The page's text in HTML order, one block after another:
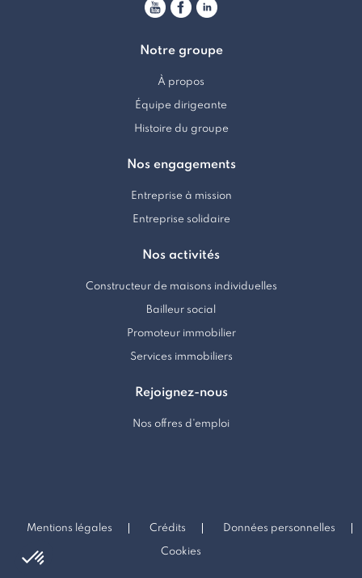
Notre groupe
À propos
Équipe dirigeante
Histoire du groupe
Nos engagements
Entreprise à mission
Entreprise solidaire
Nos activités
Constructeur de maisons individuelles
Bailleur social
Promoteur immobilier
Services immobiliers
Rejoignez-nous
Nos offres d'emploi
Mentions légales Crédits Données personnelles
Cookies